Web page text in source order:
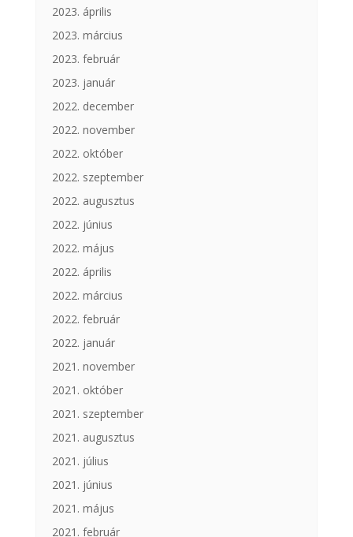
2023. április
2023. március
2023. február
2023. január
2022. december
2022. november
2022. október
2022. szeptember
2022. augusztus
2022. június
2022. május
2022. április
2022. március
2022. február
2022. január
2021. november
2021. október
2021. szeptember
2021. augusztus
2021. július
2021. június
2021. május
2021. február